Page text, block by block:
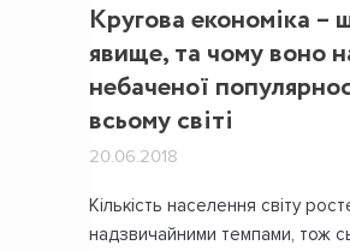
Кругова економіка –
явище, та чому воно
небаченої
всьому світі
20.06.2018
Кількість населення світу
надзвичайними темпами, тож